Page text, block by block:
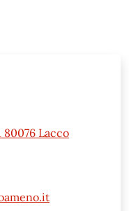
80076 Lacco